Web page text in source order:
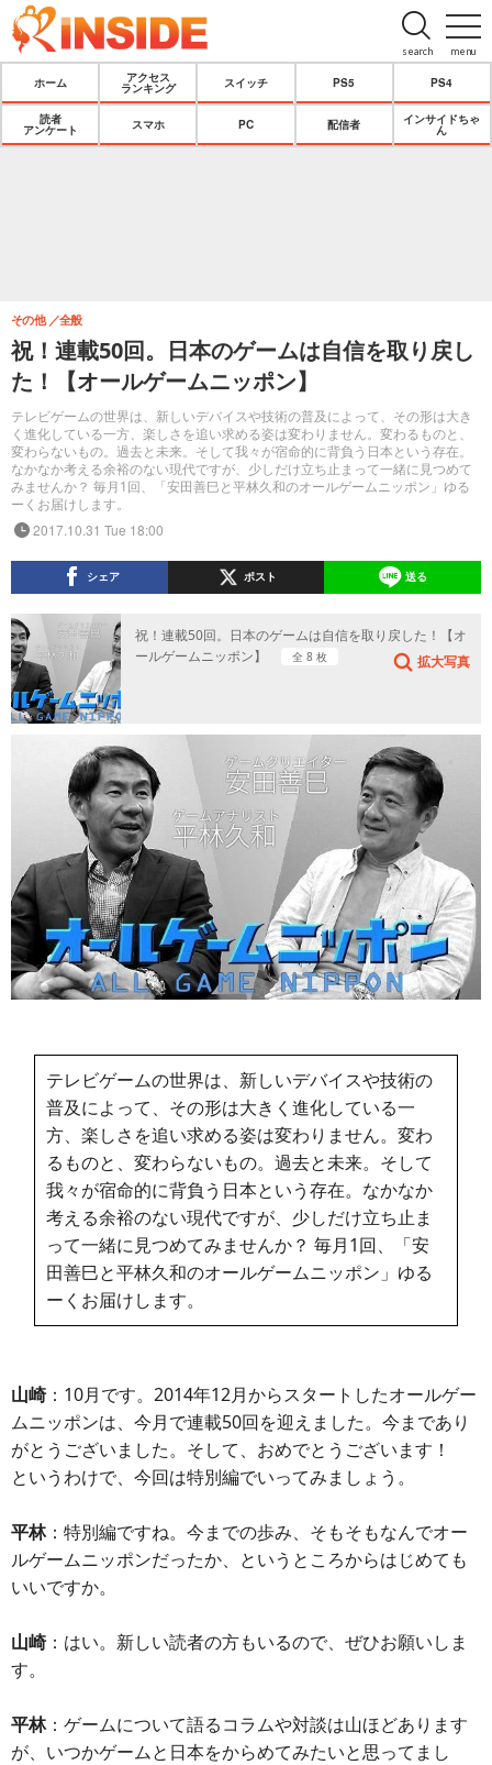
menu
search
ホーム
アクセス
ランキング
スイッチ PS5 PS4
読者
アンケート
スマホ PC 配信者
インサイドちゃ
ん
祝！連載50回。日本のゲームは自信を取り戻し
た！【オールゲームニッポン】
テレビゲームの世界は、新しいデバイスや技術の普及によって、その形は大き
く進化している一方、楽しさを追い求める姿は変わりません。変わるものと、
変わらないもの。過去と未来。そして我々が宿命的に背負う日本という存在。
なかなか考える余裕のない現代ですが、少しだけ立ち止まって一緒に見つめて
みませんか？ 毎月1回、「安田善巳と平林久和のオールゲームニッポン」ゆる
ーくお届けします。
その他 全般
2017.10.31 Tue 18:00
シェア ポスト 送る
祝！連載50回。日本のゲームは自信を取り戻した！【オ
ールゲームニッポン】
全 8 枚 拡大写真
テレビゲームの世界は、新しいデバイスや技術の
普及によって、その形は大きく進化している一
方、楽しさを追い求める姿は変わりません。変わ
るものと、変わらないもの。過去と未来。そして
我々が宿命的に背負う日本という存在。なかなか
考える余裕のない現代ですが、少しだけ立ち止ま
って一緒に見つめてみませんか？ 毎月1回、「安
田善巳と平林久和のオールゲームニッポン」ゆる
ーくお届けします。
山崎：10月です。2014年12月からスタートしたオールゲー
ムニッポンは、今月で連載50回を迎えました。今まであり
がとうございました。そして、おめでとうございます！
というわけで、今回は特別編でいってみましょう。
平林：特別編ですね。今までの歩み、そもそもなんでオー
ルゲームニッポンだったか、というところからはじめても
いいですか。
山崎：はい。新しい読者の方もいるので、ぜひお願いしま
す。
平林：ゲームについて語るコラムや対談は山ほどあります
が、いつかゲームと日本をからめてみたいと思ってまし